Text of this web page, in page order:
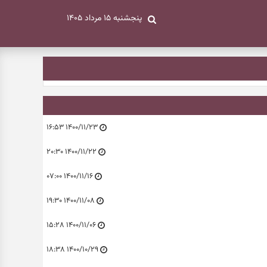
پنجشنبه ۱۵ مرداد ۱۴۰۵
۱۴۰۰/۱۱/۲۳ ۱۶:۵۳
۱۴۰۰/۱۱/۲۲ ۲۰:۳۰
۱۴۰۰/۱۱/۱۶ ۰۷:۰۰
۱۴۰۰/۱۱/۰۸ ۱۹:۳۰
۱۴۰۰/۱۱/۰۶ ۱۵:۲۸
۱۴۰۰/۱۰/۲۹ ۱۸:۳۸